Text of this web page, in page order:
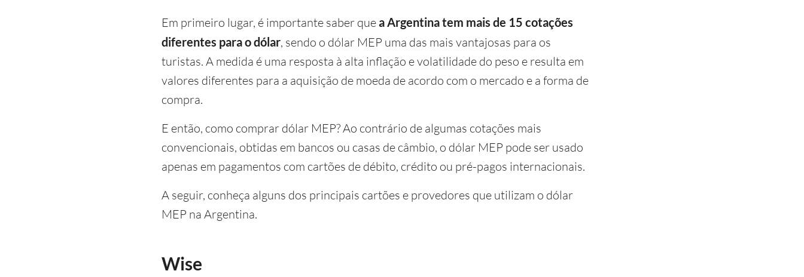
Em primeiro lugar, é importante saber quea Argentina tem mais de 15 cotações
diferentes para o dólar, sendo o dólar MEP uma das mais vantajosas para os
turistas. A medida é uma resposta à alta inflação e volatilidade do peso e resulta em
valores diferentes para a aquisição de moeda de acordo com o mercado e a forma de
compra.
E então, como comprar dólar MEP? Ao contrário de algumas cotações mais
convencionais, obtidas em bancos ou casas de câmbio, o dólar MEP pode ser usado
apenas em pagamentos com cartões de débito, crédito ou pré-pagos internacionais.
A seguir, conheça alguns dos principais cartões e provedores que utilizam o dólar
MEP na Argentina.
Wise